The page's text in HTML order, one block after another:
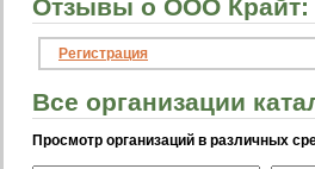
Отзывы о ООО Крайт:
Регистрация
Все организации
Просмотр организаций в различных